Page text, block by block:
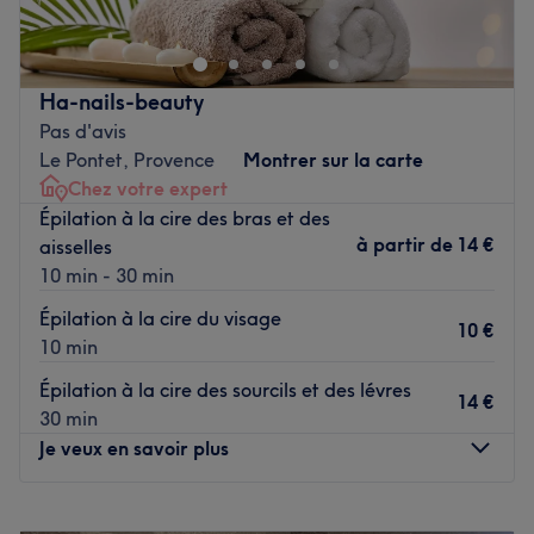
n'attendent plus que vous. Hamza et son équipe vous
reçoivent avec le sourire et met à votre service tout son
savoir-faire. Pour une coupe de cheveux, un entretien de
la barbe, une coloration ou tout simplement un
changement de look, Atlas RSB est l'adresse idéale !
Transport public le plus proche
À seulement quelques minutes à pied du métro Jouveau.
L’équipe
dans ce salon.
Nos coups de cœur :
L’atmosphère : amicale et décontractée.
Les spécialités de l’établissement : les coupes dégradées.
Ha-nails-beauty
Pas d'avis
Le Pontet, Provence
Montrer sur la carte
Chez votre expert
Épilation à la cire des bras et des
aisselles
10 min - 30 min
à partir de 14 €
Épilation à la cire du visage
10 min
10 €
Épilation à la cire des sourcils et des lévres
30 min
14 €
Je veux en savoir plus